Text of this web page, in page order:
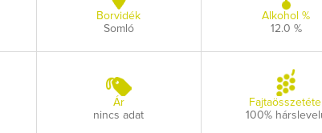
Borvidék
Somló
Alkohol %
12.0 %
Ár
nincs adat
100%